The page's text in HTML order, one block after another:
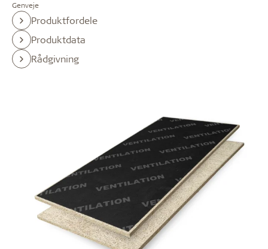
Genveje
Produktfordele
Produktdata
Rådgivning